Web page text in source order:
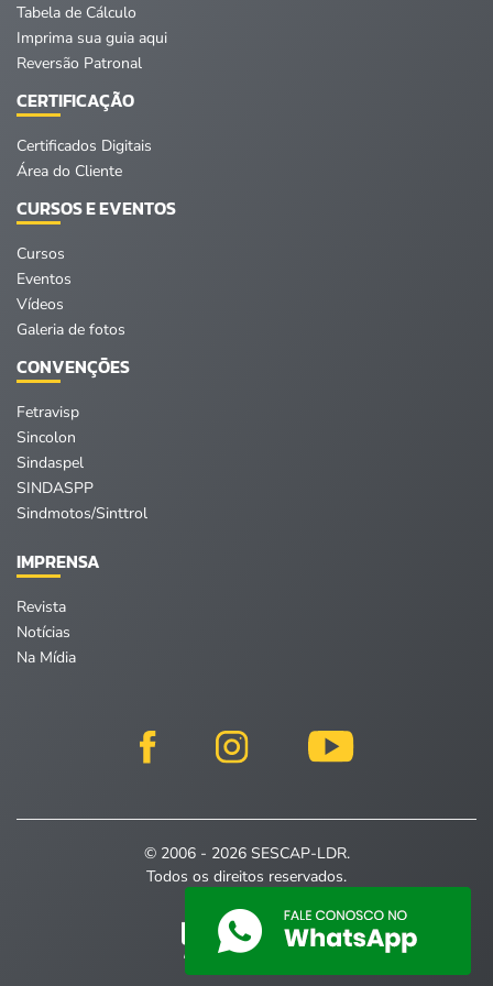
Tabela de Cálculo
Imprima sua guia aqui
Reversão Patronal
CERTIFICAÇÃO
Certificados Digitais
Área do Cliente
CURSOS E EVENTOS
Cursos
Eventos
Vídeos
Galeria de fotos
CONVENÇÕES
Fetravisp
Sincolon
Sindaspel
SINDASPP
Sindmotos/Sinttrol
IMPRENSA
Revista
Notícias
Na Mídia
© 2006 - 2026 SESCAP-LDR.
Todos os direitos reservados.